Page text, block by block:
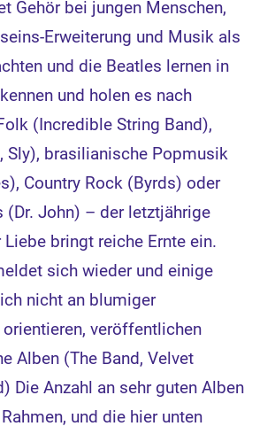
Gehör bei jungen Menschen,
Erweiterung und Musik als
und die Beatles lernen in
und holen es nach
(Incredible String Band),
Sly), brasilianische Popmusik
Country Rock (Byrds) oder
(Dr. John) – der letztjährige
bringt reiche Ernte ein.
sich wieder und einige
nicht an blumiger
veröffentlichen
Alben (The Band, Velvet
Die Anzahl an sehr guten Alben
und die hier unten